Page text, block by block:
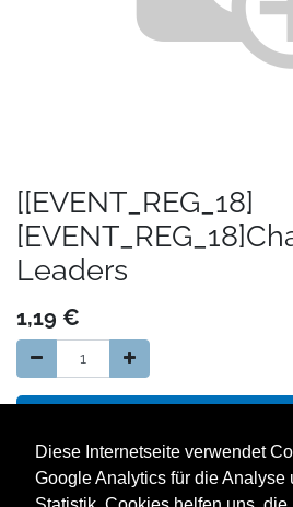
Diese Internetseite verwendet
Google Analytics für die Analyse
[[EVENT_REG_18]
Leaders
1,19 €
14 Tage Geld zurück Garantie